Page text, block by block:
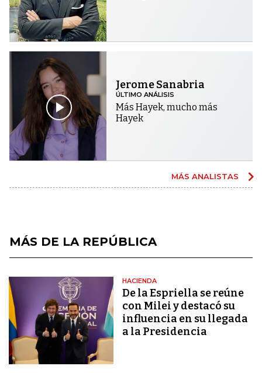
Jerome Sanabria
ÚLTIMO ANÁLISIS
Más Hayek, mucho más
Hayek
MÁS ANALISTAS
MÁS DE LA REPÚBLICA
HACIENDA
De la Espriella se reúne
con Milei y destacó su
influencia en su llegada
a la Presidencia